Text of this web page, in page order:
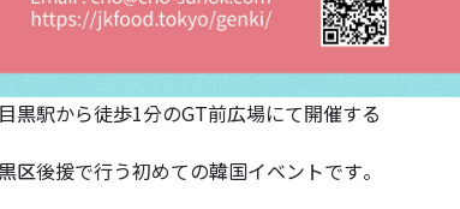
黒駅から徒歩1分のGT前広場にて開催する
区後援で行う初めての韓国イベントです。